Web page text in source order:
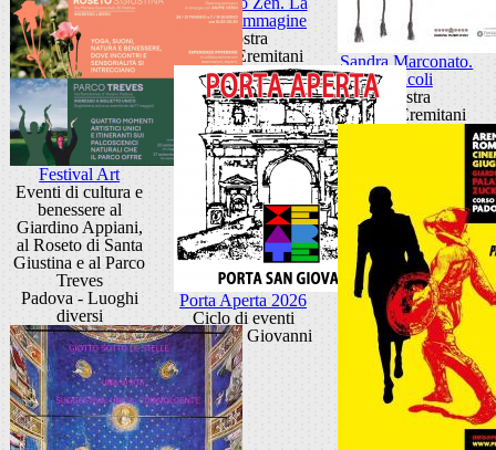
luce fa l'immagine
Mostra
Museo Eremitani
Sandra Marconato.
Oracoli
Mostra
Museo Eremitani
Festival Art
Eventi di cultura e
benessere al
Giardino Appiani,
al Roseto di Santa
Giustina e al Parco
Treves
Padova - Luoghi
diversi
Porta Aperta 2026
Ciclo di eventi
Porta San Giovanni